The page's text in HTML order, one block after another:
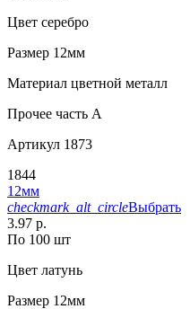
Цвет серебро
Размер 12мм
Материал цветной металл
Прочее часть A
Артикул 1873
1844
12мм
checkmark_alt_circleВыбрать
3.97 р.
По 100 шт
Цвет латунь
Размер 12мм